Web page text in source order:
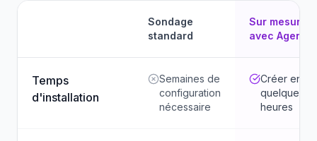
Sondage
standard
Sur mesure
avec AgentUI
Temps
d'installation
Semaines de
configuration
nécessaire
Créer en
quelques
heures